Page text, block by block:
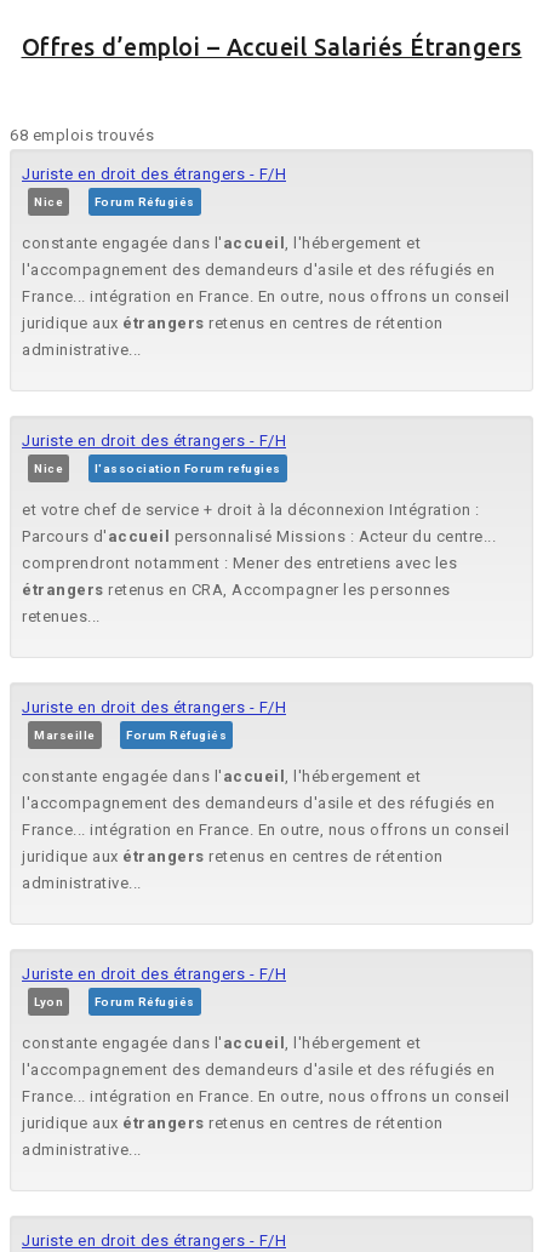
Offres d’emploi – Accueil Salariés Étrangers
68 emplois trouvés
Juriste en droit des étrangers - F/H
Nice Forum Réfugiés
constante engagée dans l' accueil , l'hébergement et
l'accompagnement des demandeurs d'asile et des réfugiés en
France... intégration en France. En outre, nous offrons un conseil
juridique aux étrangers retenus en centres de rétention
administrative...
Juriste en droit des étrangers - F/H
Nice l'association Forum refugies
et votre chef de service + droit à la déconnexion Intégration :
Parcours d' accueil
personnalisé Missions : Acteur du centre...
comprendront notamment : Mener des entretiens avec les
étrangers retenus en CRA, Accompagner les personnes
retenues...
Juriste en droit des étrangers - F/H
Marseille Forum Réfugiés
constante engagée dans l' accueil , l'hébergement et
l'accompagnement des demandeurs d'asile et des réfugiés en
France... intégration en France. En outre, nous offrons un conseil
juridique aux étrangers retenus en centres de rétention
administrative...
Juriste en droit des étrangers - F/H
Lyon Forum Réfugiés
constante engagée dans l' accueil , l'hébergement et
l'accompagnement des demandeurs d'asile et des réfugiés en
France... intégration en France. En outre, nous offrons un conseil
juridique aux étrangers retenus en centres de rétention
administrative...
Juriste en droit des étrangers - F/H